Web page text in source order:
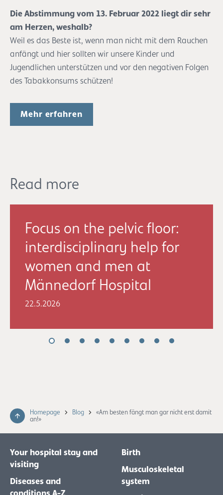
Die Abstimmung vom 13. Februar 2022 liegt dir sehr
am Herzen, weshalb?
Weil es das Beste ist, wenn man nicht mit dem Rauchen
anfängt und hier sollten wir unsere Kinder und
Jugendlichen unterstützen und vor den negativen Folgen
des Tabakkonsums schützen!
Mehr erfahren
Read more
Focus on the pelvic floor:
interdisciplinary help for
women and men at
Männedorf Hospital
22.5.2026
Homepage Blog
«Am besten fängt man gar nicht erst damit
an!»
Your hospital stay and
visiting
Diseases and
Birth
Musculoskeletal
system